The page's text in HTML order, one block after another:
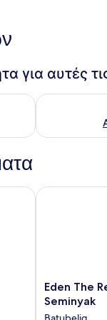
για αυτές
Αυγ 7 - Αυγ 8
Έλεγχος
Eden
The
Residence
Eden The
Seminyak
Eden The